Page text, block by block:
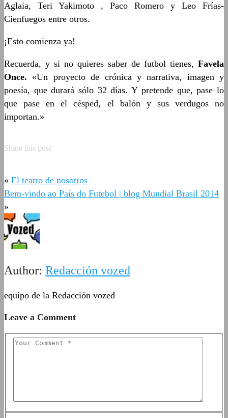
Aglaia, Teri Yakimoto , Paco Romero y Leo Frías-
Cienfuegos entre otros.
¡Esto comienza ya!
Recuerda, y si no quieres saber de futbol tienes, Favela
Once. «Un proyecto de crónica y narrativa, imagen y
poesía, que durará sólo 32 días. Y pretende que, pase lo
que pase en el césped, el balón y sus verdugos no
importan.»
Share this post:
« El teatro de nosotros
Bem-vindo ao País do Futebol | blog Mundial Brasil 2014
»
Author: Redacción vozed
equipo de la Redacción vozed
Leave a Comment